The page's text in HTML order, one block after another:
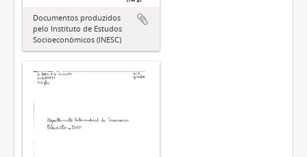
Documentos produzidos
pelo Instituto de Estudos
Socioeconômicos (INESC)